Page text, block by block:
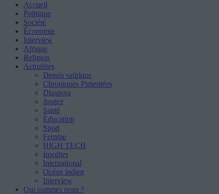
Accueil
Politique
Société
Économie
Interview
Afrique
Religion
Actualités
Dessin satirique
Chroniques Pimentées
Diaspora
Justice
Santé
Éducation
Sport
Femme
HIGH TECH
Insolites
International
Océan indien
Interview
Qui sommes nous ?